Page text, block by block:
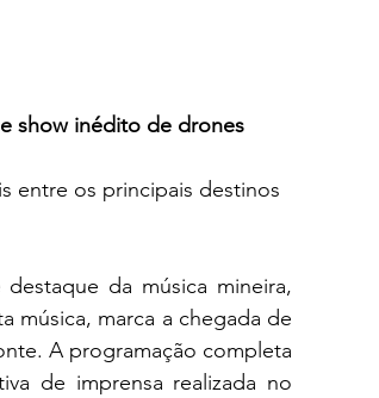
show inédito de drones
entre os principais destinos
da música mineira,
música, marca a chegada de
A programação completa
de imprensa realizada no